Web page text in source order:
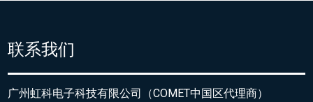
联系我们
广州虹科电子科技有限公司（COMET中国区代理商）